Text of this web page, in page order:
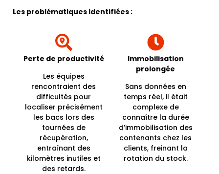
Les problématiques identifiées :
Perte de productivité
Les équipes
rencontraient des
difficultés pour
localiser précisément
les bacs lors des
tournées de
récupération,
entraînant des
kilomètres inutiles et
des retards.
Immobilisation
prolongée
Sans données en
temps réel, il était
complexe de
connaître la durée
d’immobilisation des
contenants chez les
clients, freinant la
rotation du stock.